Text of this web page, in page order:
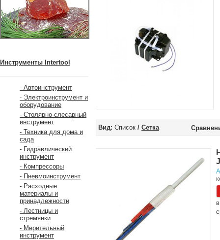
Инструменты Intertool
- Автоинструмент
- Электроинструмент и
оборудование
- Столярно-слесарный
инструмент
- Техника для дома и
сада
- Гидравлический
инструмент
- Компрессоры
- Пневмоинструмент
- Расходные
материалы и
принадлежности
- Лестницы и
стремянки
- Мерительный
инструмент
Вид: Список / Сетка